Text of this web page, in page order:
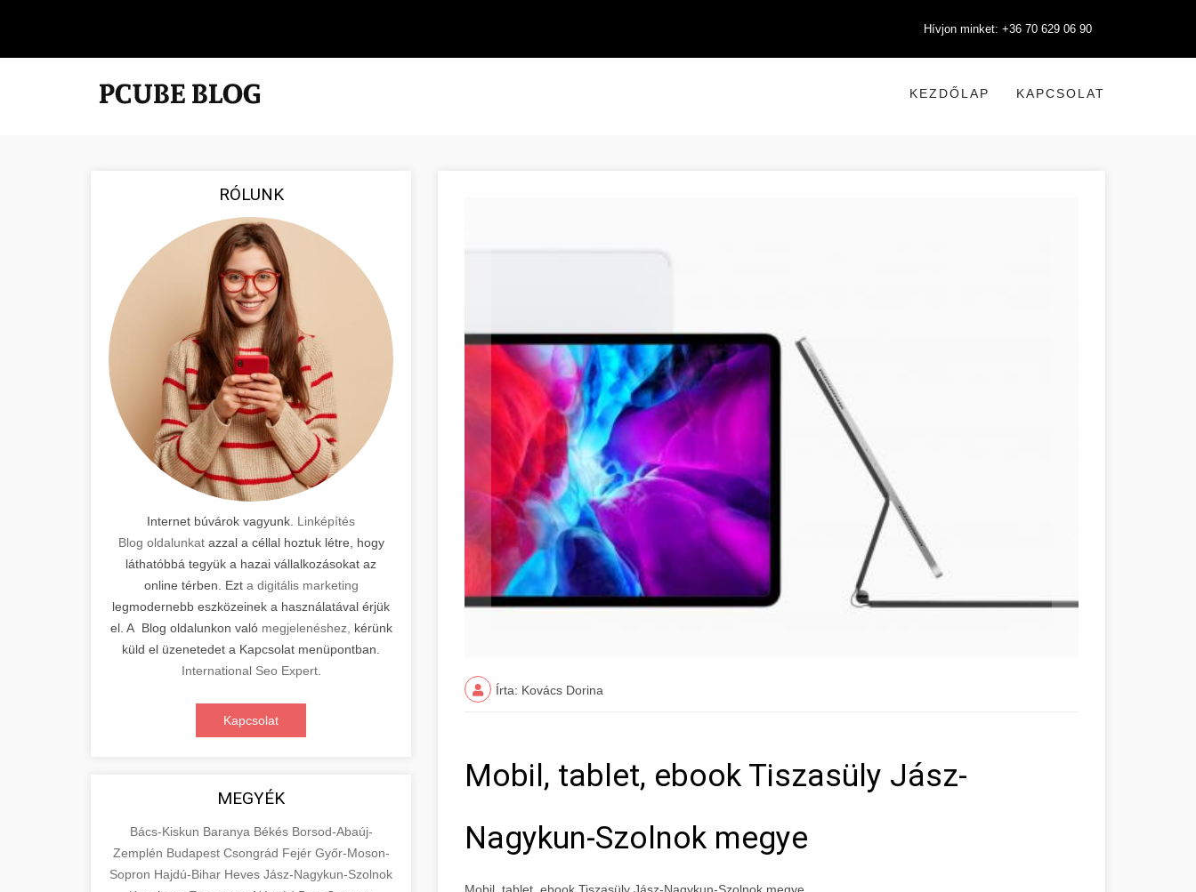
Hívjon minket: +36 70 629 06 90
KEZDŐLAP KAPCSOLAT
RÓLUNK
Internet búvárok vagyunk. Linképítés
Blog oldalunkatazzal a céllal hoztuk létre, hogy
láthatóbbá tegyük a hazai vállalkozásokat az
online térben. Ezt a digitális marketing
legmodernebb eszközeinek a használatával érjük
el. A Blog oldalunkon való megjelenéshez,
kérünk
küld el üzenetedet a Kapcsolat menüpontban.
International Seo Expert.
Kapcsolat
MEGYÉK
Bács-Kiskun Baranya Békés Borsod-Abaúj-
Zemplén Budapest Csongrád Fejér Győr-Moson-
Sopron Hajdú-Bihar Heves Jász-Nagykun-Szolnok
Írta: Kovács Dorina
Mobil, tablet, ebook Tiszasüly Jász-
Nagykun-Szolnok megye
Mobil, tablet, ebook Tiszasüly Jász-Nagykun-Szolnok megye